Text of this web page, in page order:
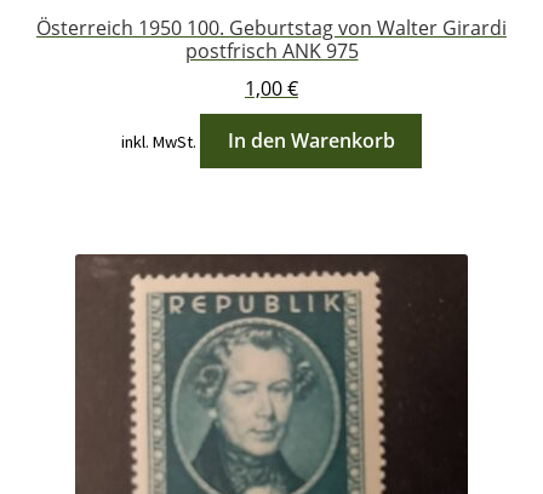
Österreich 1950 100. Geburtstag von Walter Girardi
postfrisch ANK 975
1,00€
inkl. MwSt. In den Warenkorb